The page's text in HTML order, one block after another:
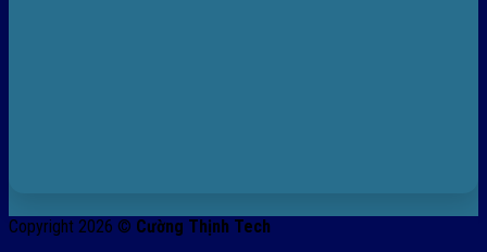
Copyright 2026 © Cường Thịnh Tech